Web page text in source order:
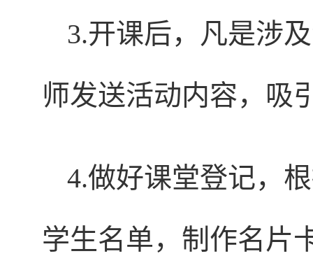
3.开课后，凡是涉
师发送活动内容，吸
4.做好课堂登记，
学生名单，制作名片